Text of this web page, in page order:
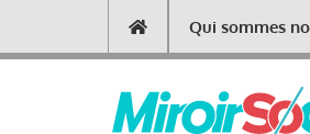
contenu
Main
navigation
Qui sommes